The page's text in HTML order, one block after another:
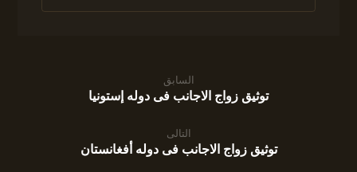
السابق
توثيق زواج الاجانب فى دوله إستونيا
التالى
توثيق زواج الاجانب فى دوله أفغانستان